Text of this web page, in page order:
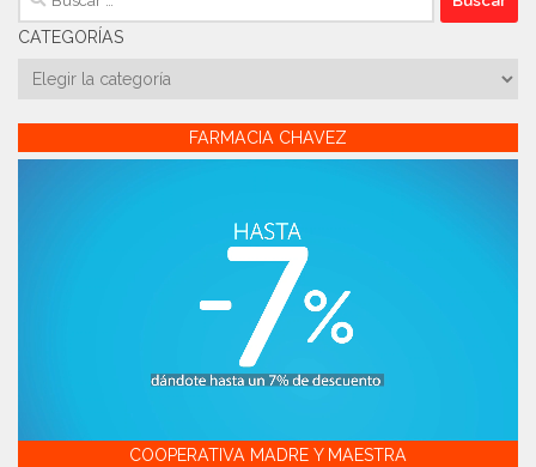
CATEGORÍAS
Categorías
FARMACIA CHAVEZ
COOPERATIVA MADRE Y MAESTRA